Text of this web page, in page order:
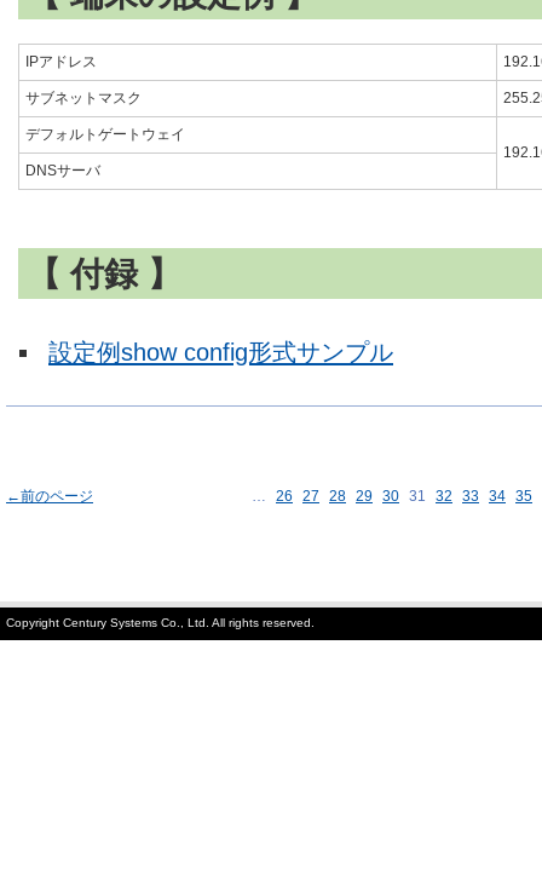
IPアドレス
サブネットマスク
デフォルトゲートウェイ
DNSサーバ
【 付録 】
設定例show config形式サンプル
←前のページ … 26 27 28 29 30 31 32 33 34 35
Copyright Century Systems Co., Ltd. All rights reserved.